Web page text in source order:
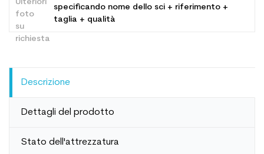
specificando nome dello sci + riferimento +
taglia + qualità
Descrizione
Dettagli del prodotto
Stato dell'attrezzatura